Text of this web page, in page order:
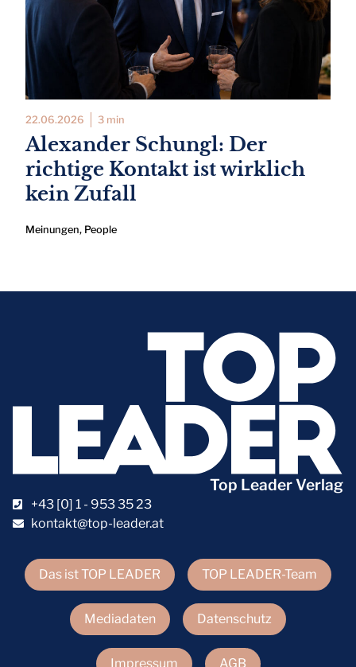
22.06.2026 3 min
Alexander Schungl: Der
richtige Kontakt ist wirklich
kein Zufall
Meinungen, People
Das ist TOP LEADER TOP LEADER-Team
Mediadaten Datenschutz
Impressum AGB
Top Leader Verlag
+43 [0] 1 - 953 35 23
kontakt@top-leader.at